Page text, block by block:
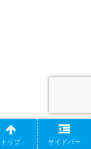
トップ サイドバー